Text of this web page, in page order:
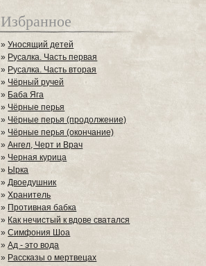
Избранное
»Уносящий детей
» Русалка. Часть первая
» Русалка. Часть вторая
» Чёрный ручей
» Баба Яга
»Чёрные перья
» Чёрные перья (продолжение)
» Чёрные перья (окончание)
»Ангел, Черт и Врач
» Черная курица
» Ырка
»Двоедушник
»Хранитель
» Противная бабка
» Как нечистый к вдове сватался
»Симфония Шоа
»Ад - это вода
» Рассказы о мертвецах